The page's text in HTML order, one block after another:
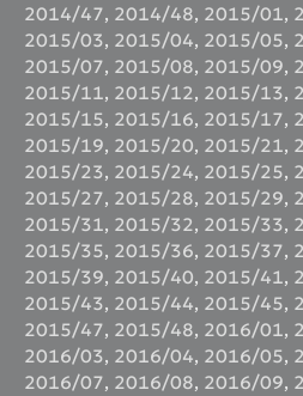
2014/47, 2014/48, 2015/01,
2015/03, 2015/04, 2015/05,
2015/07, 2015/08, 2015/09,
2015/11, 2015/12, 2015/13,
2015/15, 2015/16, 2015/17,
2015/19, 2015/20, 2015/21,
2015/23, 2015/24, 2015/25,
2015/27, 2015/28, 2015/29,
2015/31, 2015/32, 2015/33,
2015/35, 2015/36, 2015/37,
2015/39, 2015/40, 2015/41,
2015/43, 2015/44, 2015/45,
2015/47, 2015/48, 2016/01,
2016/03, 2016/04, 2016/05,
2016/07, 2016/08, 2016/09,